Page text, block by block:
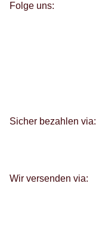
Folge uns:
Sicher bezahlen via:
Wir versenden via: